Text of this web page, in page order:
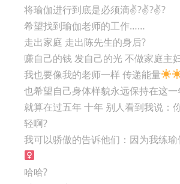
将瑜伽进行到底是必须滴✌?✌?✌?
希望找到瑜伽老师的工作……
走出家庭 走出陈先生的身后?
赚自己的钱 发自己的光 不做家庭主妇
我也要像我的老师一样 传递能量
也希望自己身体样貌永远保持在这
就算在过五年 十年 别人看到我说：
轻啊?
我可以骄傲的告诉他们：因为我练瑜
哈哈?